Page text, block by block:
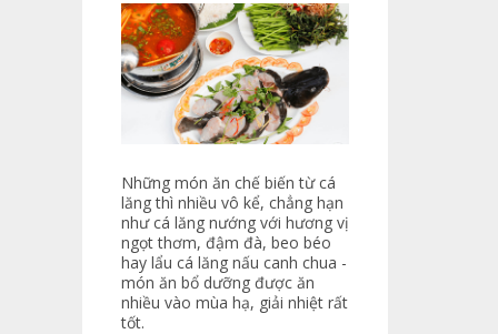
Những món ăn chế biến từ cá
lăng thì nhiều vô kể, chẳng hạn
như cá lăng nướng với hương vị
ngọt thơm, đậm đà, beo béo
hay lẩu cá lăng nấu canh chua -
món ăn bổ dưỡng được ăn
nhiều vào mùa hạ, giải nhiệt rất
tốt.